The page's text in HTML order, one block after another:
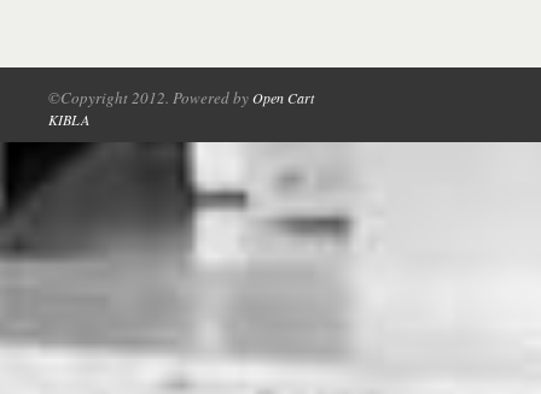
©Copyright 2012. Powered byOpen Cart
KIBLA